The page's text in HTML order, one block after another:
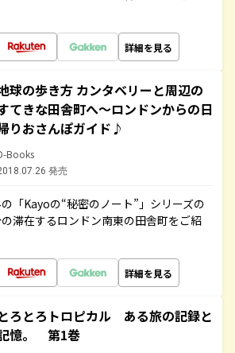
詳細を見る
球の歩き方 カンタベリーと周辺の
てきな田舎町へ～ロンドンからの日
りおさんぽガイド♪
Books
発売
「Kayoの“秘密のノート”」シリーズの
滞在するロンドン南東の田舎町をご紹
詳細を見る
ろとろトロピカル ある旅の記録と
憶。 第1巻